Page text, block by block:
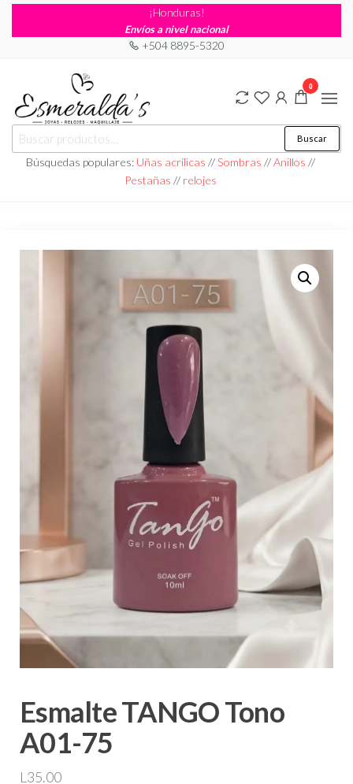
¡Honduras!
Envíos a nivel nacional
+504 8895-5320
Joyería
Esmeraldas
Joyería |
Maquillaje
|
Relojería
Buscar
Búsquedas populares: Uñas acrílicas //Sombras //Anillos //
Pestañas // relojes
0
Esmalte TANGO Tono
A01-75
L 35.00